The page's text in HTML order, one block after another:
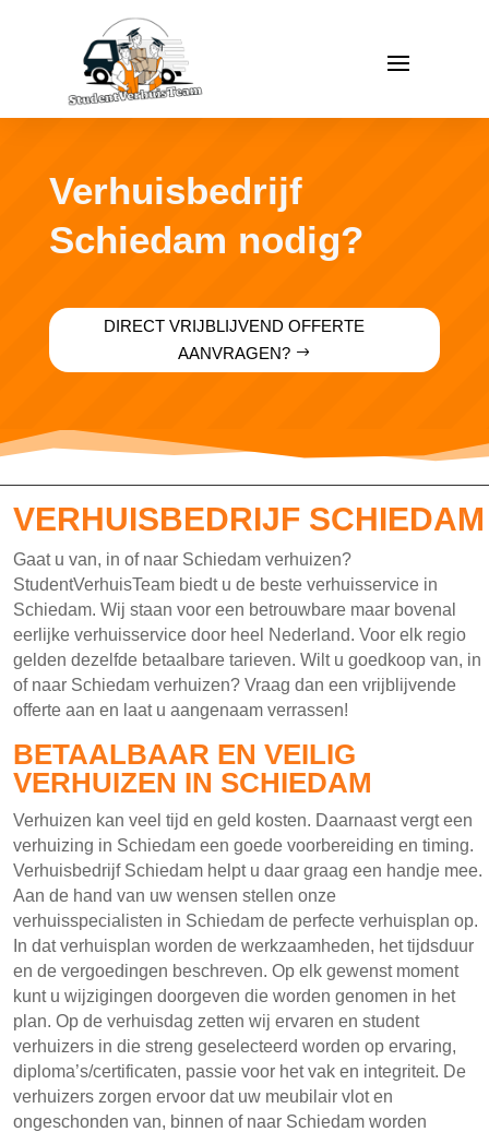
Verhuisbedrijf
Schiedam nodig?
DIRECT VRIJBLIJVEND OFFERTE
AANVRAGEN?
VERHUISBEDRIJF SCHIEDAM
Gaat u van, in of naar Schiedam verhuizen?
StudentVerhuisTeam biedt u de beste verhuisservice in
Schiedam. Wij staan voor een betrouwbare maar bovenal
eerlijke verhuisservice door heel Nederland. Voor elk regio
gelden dezelfde betaalbare tarieven. Wilt u goedkoop van, in
of naar Schiedam verhuizen? Vraag dan een vrijblijvende
offerte aan en laat u aangenaam verrassen!
BETAALBAAR EN VEILIG
VERHUIZEN IN SCHIEDAM
Verhuizen kan veel tijd en geld kosten. Daarnaast vergt een
verhuizing in Schiedam een goede voorbereiding en timing.
Verhuisbedrijf Schiedam helpt u daar graag een handje mee.
Aan de hand van uw wensen stellen onze
verhuisspecialisten in Schiedam de perfecte verhuisplan op.
In dat verhuisplan worden de werkzaamheden, het tijdsduur
en de vergoedingen beschreven. Op elk gewenst moment
kunt u wijzigingen doorgeven die worden genomen in het
plan. Op de verhuisdag zetten wij ervaren en student
verhuizers in die streng geselecteerd worden op ervaring,
diploma’s/certificaten, passie voor het vak en integriteit. De
verhuizers zorgen ervoor dat uw meubilair vlot en
ongeschonden van, binnen of naar Schiedam worden